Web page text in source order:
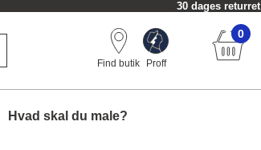
30 dages returret
Find butik Proff
0
Hvad skal du male?